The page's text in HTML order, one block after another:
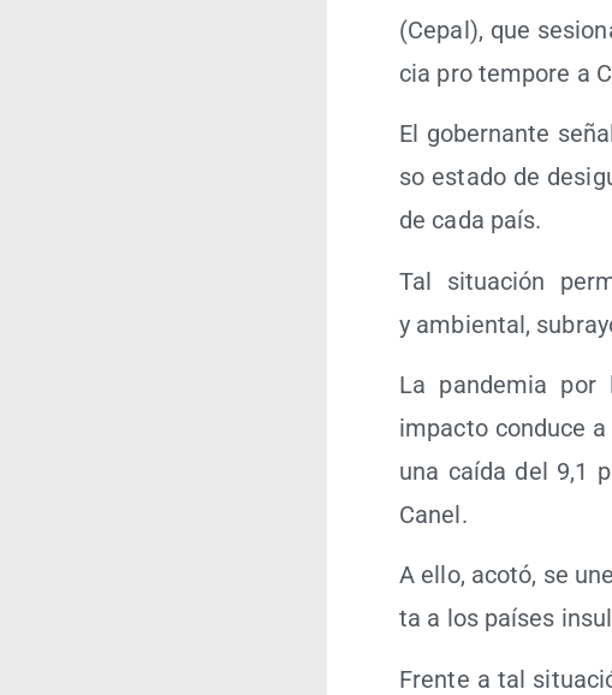
(Cepal), que
cia pro tem­po­re a
El gober­nan­te
so esta­do de
de cada país.
Tal situa­ción
y ambien­tal,
La pan­de­mia por
impac­to con­du­ce
una caí­da del 9,1
Canel.
A ello, aco­tó, se
ta a los paí­ses
Fren­te a tal